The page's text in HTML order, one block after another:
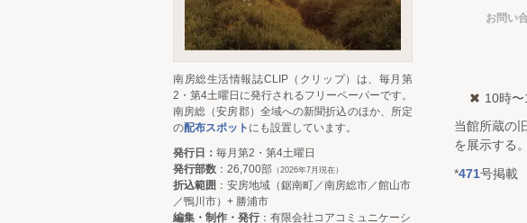
お問い
10時
当館所蔵の
を展示する。
*471号掲載
南房総生活情報誌CLIP（クリップ）は、毎月第
2・第4土曜日に発行されるフリーペーパーです。
南房総（安房郡）全域への新聞折込のほか、所定
の配布スポット にも設置しています。
発行日： 毎月第2・第4土曜日
発行部数 ：26,700部 （2026年7月現在）
折込範囲 ：安房地域（鋸南町／南房総市／館山市
／鴨川市）+ 勝浦市
編集・制作・発行：有限会社コアコミュニケーシ